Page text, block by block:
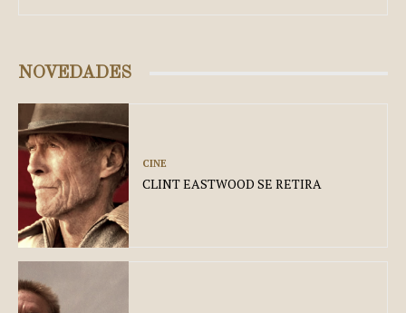
NOVEDADES
CINE
CLINT EASTWOOD SE RETIRA